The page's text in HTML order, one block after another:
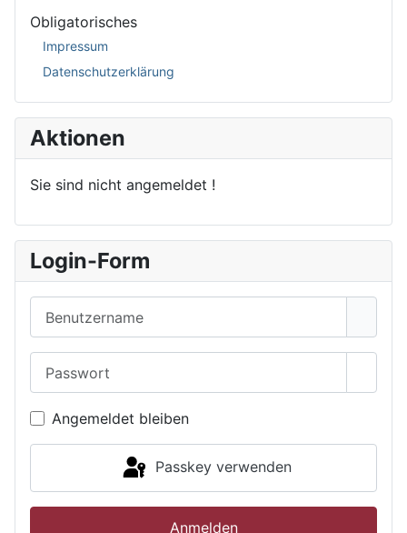
Obligatorisches
Impressum
Datenschutzerklärung
Aktionen
Sie sind nicht angemeldet !
Login-Form
Angemeldet bleiben
Passkey verwenden
Anmelden